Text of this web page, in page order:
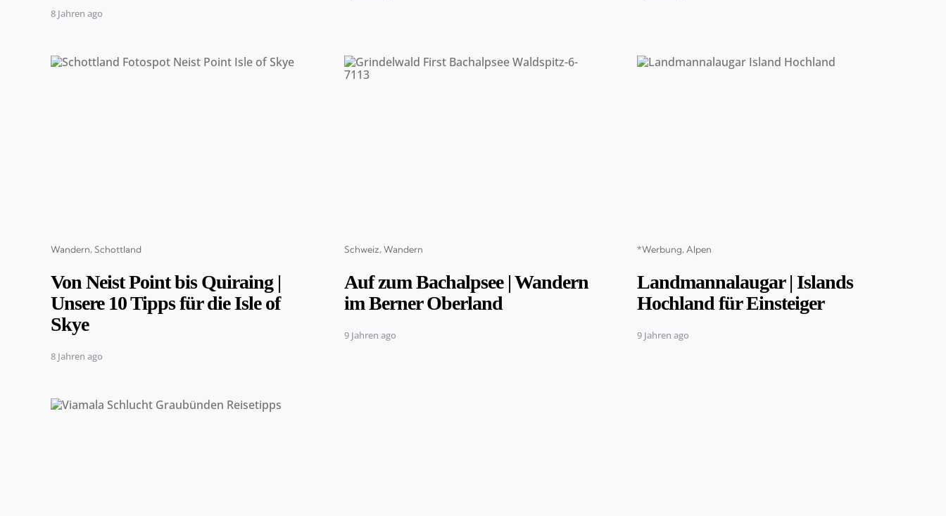
8 Jahren ago
Categories
Wandern Schottland
Von Neist Point bis Quiraing |
Unsere 10 Tipps für die Isle of
Skye
8 Jahren ago
Categories
Schweiz Wandern
Auf zum Bachalpsee | Wandern
im Berner Oberland
9 Jahren ago
Categories
*Werbung Alpen
Landmannalaugar | Islands
Hochland für Einsteiger
9 Jahren ago